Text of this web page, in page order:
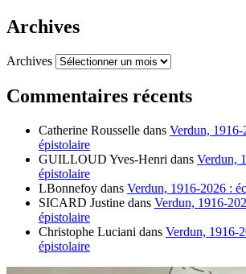
Archives
Archives
Commentaires récents
Catherine Rousselle dans Verdun, 1916-
épistolaire
GUILLOUD Yves-Henri dans Verdun,
épistolaire
LBonnefoy dans Verdun, 1916-2026 :
SICARD Justine dans Verdun, 1916-
épistolaire
Christophe Luciani dans Verdun, 1916-
épistolaire